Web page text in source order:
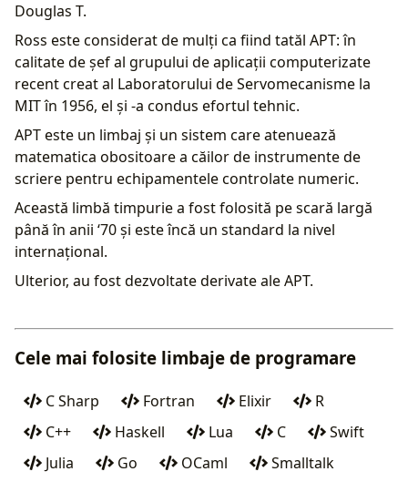
Douglas T.
Ross este considerat de mulți ca fiind tatăl APT: în
calitate de șef al grupului de aplicații computerizate
recent creat al Laboratorului de Servomecanisme la
MIT în 1956, el și -a condus efortul tehnic.
APT este un limbaj și un sistem care atenuează
matematica obositoare a căilor de instrumente de
scriere pentru echipamentele controlate numeric.
Această limbă timpurie a fost folosită pe scară largă
până în anii ‘70 și este încă un standard la nivel
internațional.
Ulterior, au fost dezvoltate derivate ale APT.
Cele mai folosite limbaje de programare
C Sharp Fortran Elixir
R
C++
Haskell Lua C
Swift
Julia
Go OCaml Smalltalk